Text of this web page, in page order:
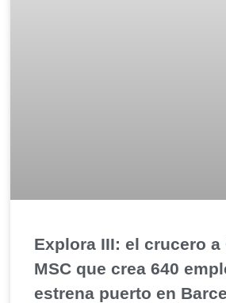
Explora III: el crucero a
MSC que crea 640
estrena puerto en